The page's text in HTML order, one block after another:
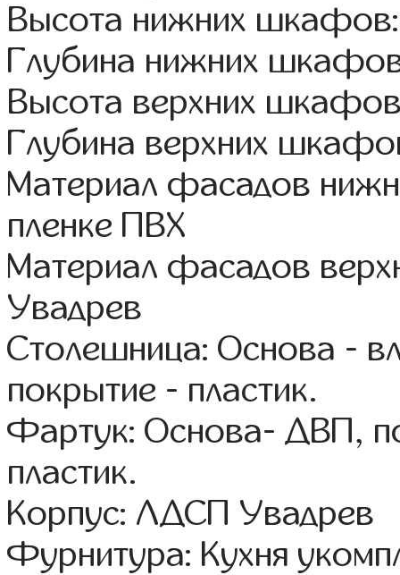
Высота нижних
Глубина нижних
Высота верхних
Глубина верхних
Материал фасадов
пленке ПВХ
Материал фасадов
Увадрев
Столешница: Основа -
покрытие - пластик.
Фартук: Основа- ДВП,
пластик.
Корпус: ЛДСП Увадрев
Фурнитура: Кухня